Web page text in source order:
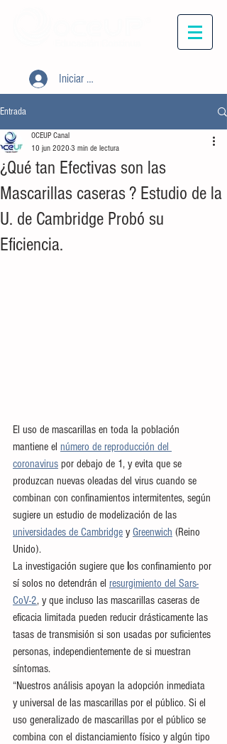
Iniciar sesión
Entrada
¿Qué tan Efectivas son las
Mascarillas caseras ? Estudio de la
U. de Cambridge Probó su
Eficiencia.
OCEUP Canal
10 jun 2020 3 min de lectura
El uso de mascarillas en toda la población
mantiene el número de reproducción del
coronavirus por debajo de 1, y evita que se
produzcan nuevas oleadas del virus cuando se
combinan con confinamientos intermitentes, según
sugiere un estudio de modelización de las
universidades de Cambridge y Greenwich (Reino
Unido).
La investigación sugiere que los confinamiento por
sí solos no detendrán el resurgimiento del Sars-
CoV-2, y que incluso las mascarillas caseras de
eficacia limitada pueden reducir drásticamente las
tasas de transmisión si son usadas por suficientes
personas, independientemente de si muestran
síntomas.
“Nuestros análisis apoyan la adopción inmediata
y universal de las mascarillas por el público. Si el
uso generalizado de mascarillas por el público se
combina con el distanciamiento físico y algún tipo